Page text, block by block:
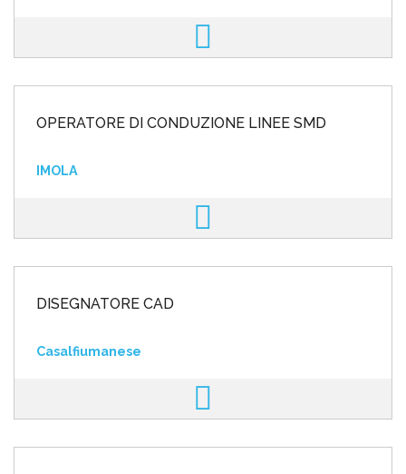
OPERATORE DI CONDUZIONE LINEE SMD
IMOLA
DISEGNATORE CAD
Casalfiumanese